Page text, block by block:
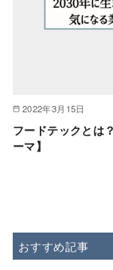
2022年3月15日
フードテックとは
ーマ】
おすすめ記事